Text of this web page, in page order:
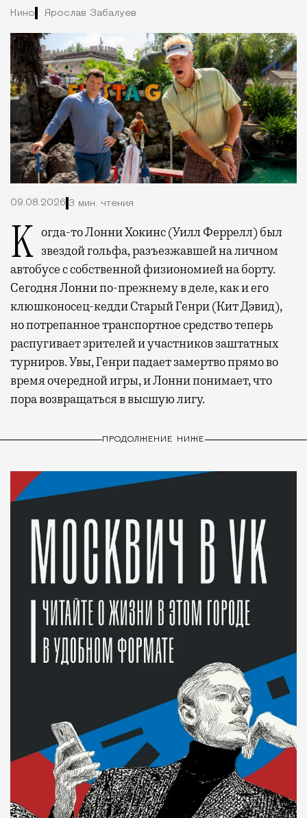
Кино Ярослав Забалуев
09.08.2026 3 мин. чтения
Когда-то Лонни Хокинс (Уилл Феррелл) был звездой гольфа, разъезжавшей на личном
автобусе с собственной физиономией на борту.
Сегодня Лонни по-прежнему в деле, как и его
клюшконосец-кедди Старый Генри (Кит Дэвид),
но потрепанное транспортное средство теперь
распугивает зрителей и участников заштатных
турниров. Увы, Генри падает замертво прямо во
время очередной игры, и Лонни понимает, что
пора возвращаться в высшую лигу.
ПРОДОЛЖЕНИЕ НИЖЕ